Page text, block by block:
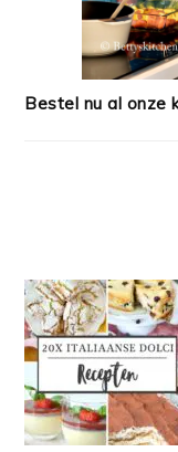
Bestel nu al onze